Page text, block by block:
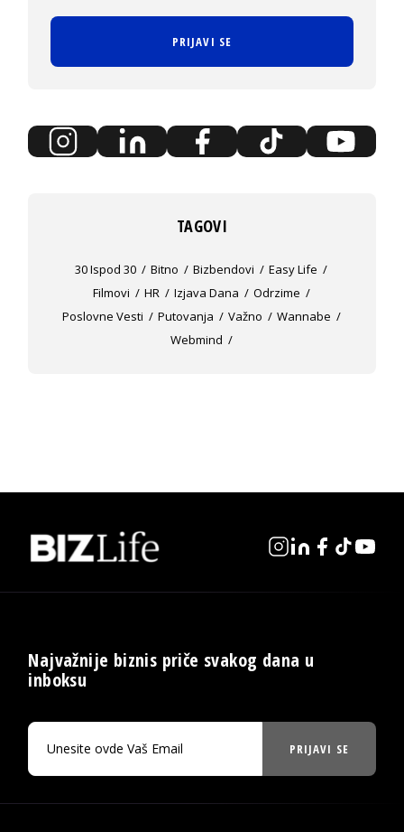
PRIJAVI SE
TAGOVI
30 Ispod 30 Bitno Bizbendovi
Easy Life
Filmovi
HR Izjava Dana
Odrzime
Poslovne Vesti
Putovanja Važno
Wannabe
Webmind
Najvažnije biznis priče svakog dana u
inboksu
PRIJAVI SE